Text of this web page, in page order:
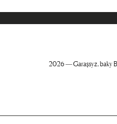
2026 — Garaşsyz, baky